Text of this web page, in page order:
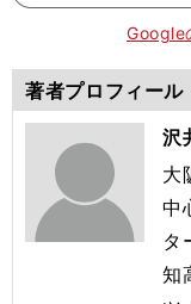
Google
著者プロフィール
沢
大
中
タ
知